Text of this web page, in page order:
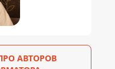
АВТОРОВ